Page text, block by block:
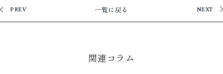
PREV 一覧に戻る NEXT
関連コラム